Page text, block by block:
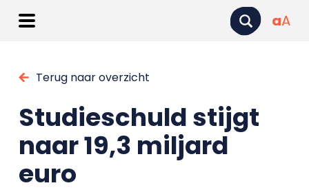
aA
Terug naar overzicht
Studieschuld stijgt
naar 19,3 miljard
euro